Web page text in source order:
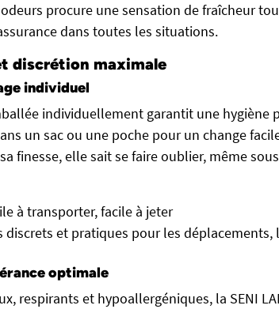
procure une sensation de fraîcheur
dans toutes les situations.
discrétion maximale
individuel
individuellement garantit une hygiène
un sac ou une poche pour un change
finesse, elle sait se faire oublier, même
à transporter, facile à jeter
discrets et pratiques pour les déplacements,
optimale
respirants et hypoallergéniques, la SENI